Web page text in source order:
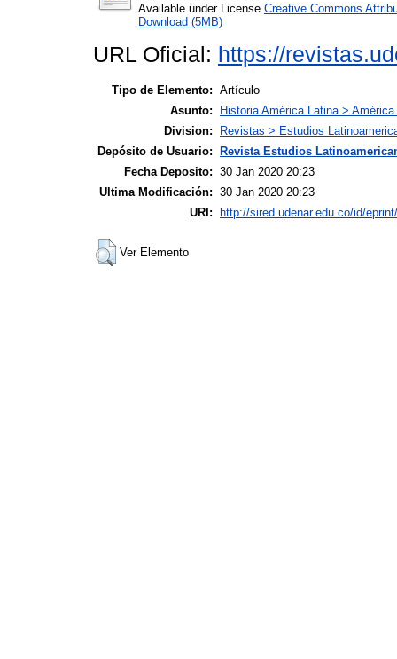
Available under License Creative Commons
Download (5MB)
URL Oficial: https://
Tipo de Elemento: Artículo
Asunto:
Historia América Latina >
Division:
Revistas > Estudios
Depósito de Usuario:
Revista Estudios
Fecha Deposito: 30 Jan 2020 20:23
Ultima Modificación: 30 Jan 2020 20:23
URI:
http://sired.udenar.edu.co/id/
Ver Elemento